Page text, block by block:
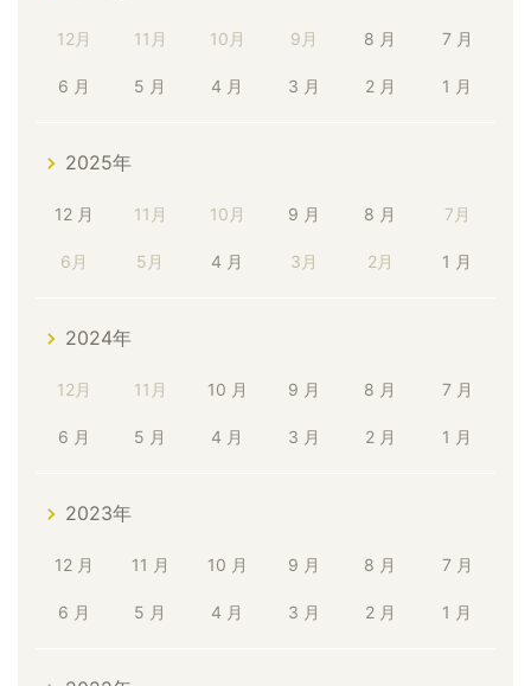
12月 11月 10月 9月 8 月 7 月
6 月 5 月 4 月 3 月 2 月 1 月
2025年
12 月 11月 10月 9 月 8 月 7月
6月 5月 4 月 3月 2月 1 月
2024年
12月 11月 10 月 9 月 8 月 7 月
6 月 5 月 4 月 3 月 2 月 1 月
2023年
12 月 11 月 10 月 9 月 8 月 7 月
6 月 5 月 4 月 3 月 2 月 1 月